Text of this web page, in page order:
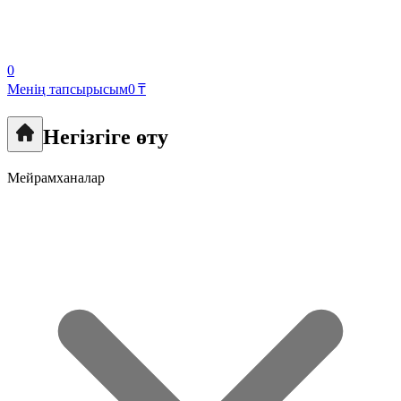
0
Менің тапсырысым0 ₸
Негізгіге өту
Мейрамханалар